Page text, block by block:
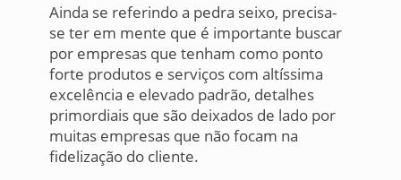
Ainda se referindo a pedra seixo, precisa-
se ter em mente que é importante buscar
por empresas que tenham como ponto
forte produtos e serviços com altíssima
excelência e elevado padrão, detalhes
primordiais que são deixados de lado por
muitas empresas que não focam na
fidelização do cliente.